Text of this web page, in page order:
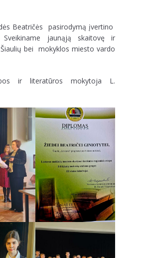
Beatričės pasirodymą įvertino
jaunąją skaitovę ir
bei mokyklos miesto vardo
ir literatūros mokytoja L.